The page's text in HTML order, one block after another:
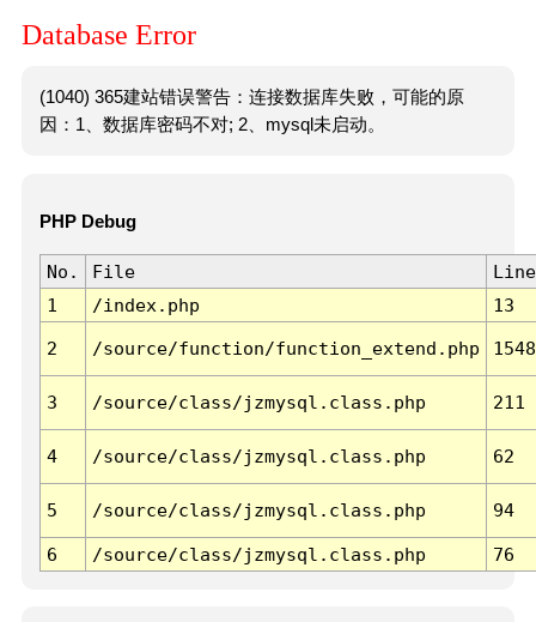
Database Error
(1040) 365建站错误警告：连接数据库失败，可能的原
因：1、数据库密码不对; 2、mysql未启动。
PHP Debug
No. File
Line
1
/index.php 13
2 /source/function/function_extend.php 1548
3 /source/class/jzmysql.class.php 211
4 /source/class/jzmysql.class.php 62
5 /source/class/jzmysql.class.php 94
6 /source/class/jzmysql.class.php 76